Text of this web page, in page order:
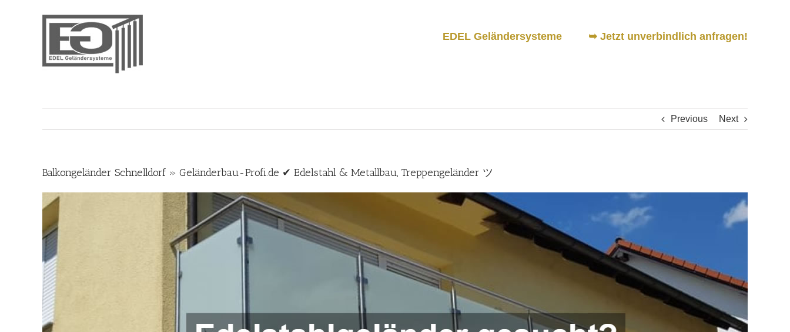
EDEL Geländersysteme ➥ Jetzt unverbindlich anfragen!
Previous Next
Balkongeländer Schnelldorf » Geländerbau-Profi.de ✔ Edelstahl & Metallbau, Treppengeländer ツ